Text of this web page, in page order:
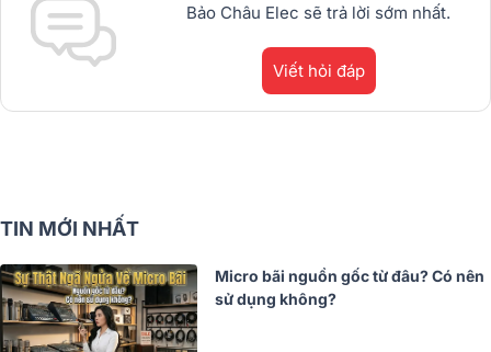
Bảo Châu Elec sẽ trả lời sớm nhất.
Viết hỏi đáp
TIN MỚI NHẤT
Micro bãi nguồn gốc từ đâu? Có nên
sử dụng không?